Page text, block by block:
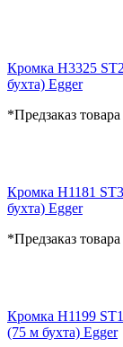
Кромка H3325
бухта) Egger
*Предзаказ товара
Кромка H1181
бухта) Egger
*Предзаказ товара
Кромка H1199
(75 м бухта) Egger